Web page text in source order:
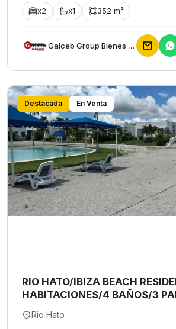
x2 x1 352 m²
Galceb Group Bienes Raices
Destacada En Venta
RIO HATO/IBIZA BEACH
HABITACIONES/4 BAÑOS/3
Rio Hato